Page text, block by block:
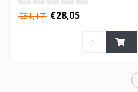
€31,17 €28,05